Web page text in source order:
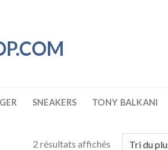
SNEAKERS TONY BALKANI
2 résultats affichés